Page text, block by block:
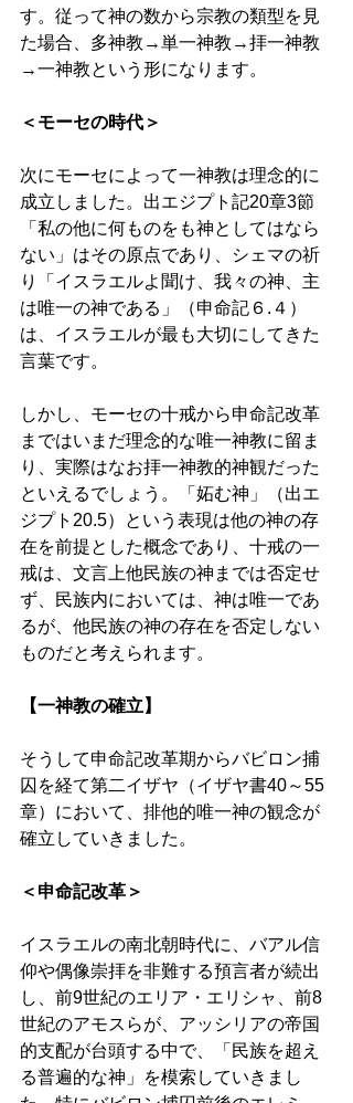
す。従って神の数から宗教の類型を見
た場合、多神教→単一神教→拝一神教
→一神教という形になります。
＜モーセの時代＞
次にモーセによって一神教は理念的に
成立しました。出エジプト記20章3節
「私の他に何ものをも神としてはなら
ない」はその原点であり、シェマの祈
り「イスラエルよ聞け、我々の神、主
は唯一の神である」（申命記６.４）
は、イスラエルが最も大切にしてきた
言葉です。
しかし、モーセの十戒から申命記改革
まではいまだ理念的な唯一神教に留ま
り、実際はなお拝一神教的神観だった
といえるでしょう。「妬む神」（出エ
ジプト20.5）という表現は他の神の存
在を前提とした概念であり、十戒の一
戒は、文言上他民族の神までは否定せ
ず、民族内においては、神は唯一であ
るが、他民族の神の存在を否定しない
ものだと考えられます。
【一神教の確立】
そうして申命記改革期からバビロン捕
囚を経て第二イザヤ（イザヤ書40～55
章）において、排他的唯一神の観念が
確立していきました。
＜申命記改革＞
イスラエルの南北朝時代に、バアル信
仰や偶像崇拝を非難する預言者が続出
し、前9世紀のエリア・エリシャ、前8
世紀のアモスらが、アッシリアの帝国
的支配が台頭する中で、「民族を超え
る普遍的な神」を模索していきまし